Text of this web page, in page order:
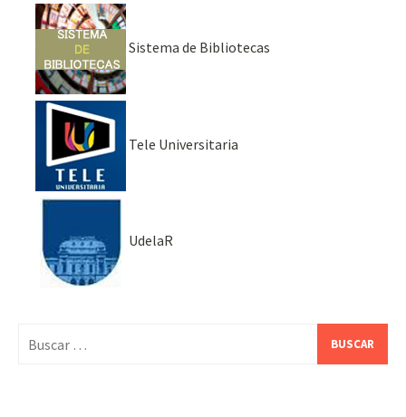
Sistema de Bibliotecas
Tele Universitaria
UdelaR